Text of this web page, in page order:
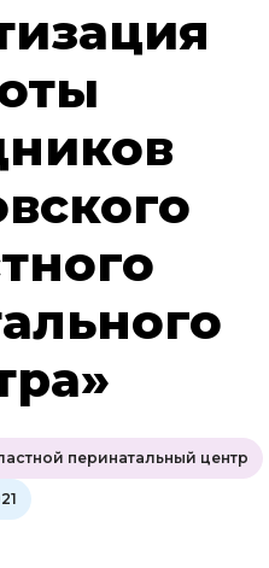
перинатальный центр